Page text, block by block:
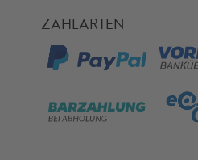
ZAHLARTEN